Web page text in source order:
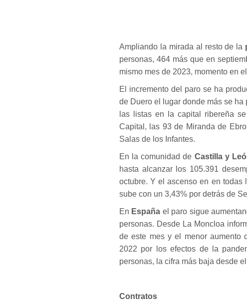
Ampliando la mirada al resto de la
personas, 464 más que en
mismo mes de 2023, momento en
El incremento del paro se ha
de Duero el lugar donde más se
las listas en la capital ribereña
Capital, las 93 de Miranda de
Salas de los Infantes.
En la comunidad de Castilla y
hasta alcanzar los 105.391
octubre. Y el ascenso en en todas
sube con un 3,43% por detrás de
En España el paro sigue
personas. Desde La Moncloa
de este mes y el menor aumento
2022 por los efectos de la
personas, la cifra más baja desde
Contratos